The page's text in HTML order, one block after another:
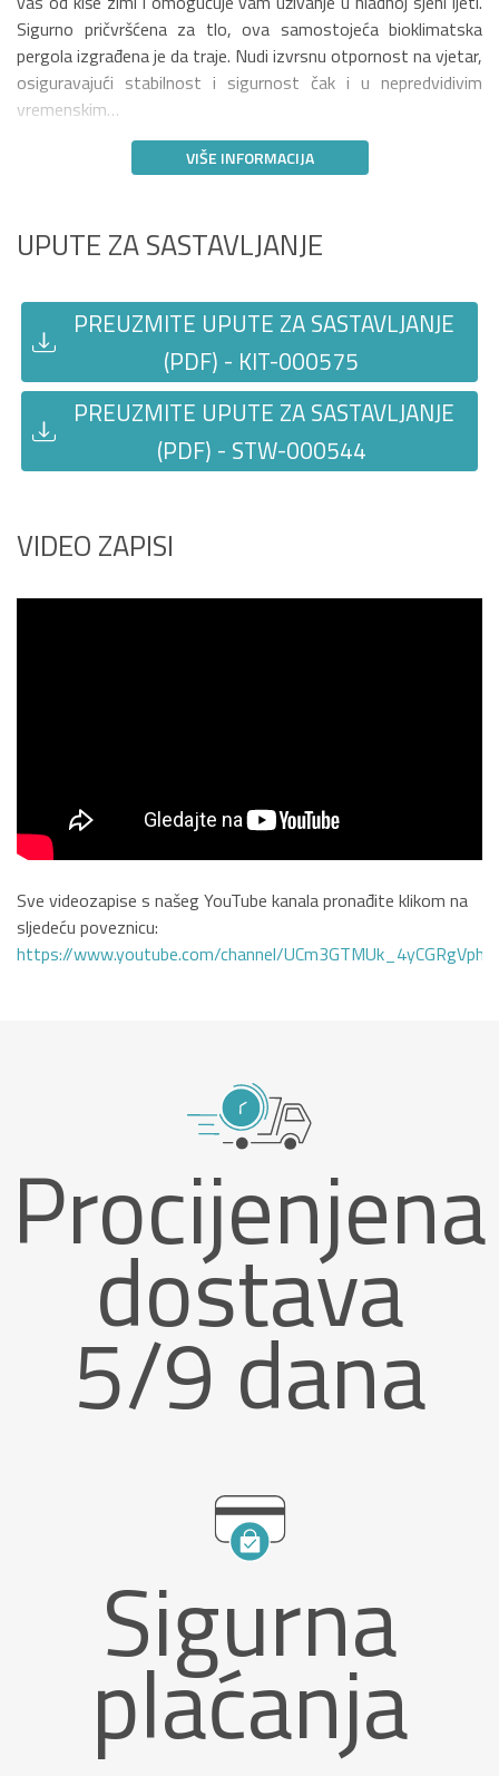
Sigurno pričvršćena za tlo, ova samostojeća bioklimatska
pergola izgrađena je da traje. Nudi izvrsnu otpornost na vjetar,
osiguravajući stabilnost i sigurnost čak i u nepredvidivim
vremenskim…
VIŠE INFORMACIJA
UPUTE ZA SASTAVLJANJE
PREUZMITE UPUTE ZA SASTAVLJANJE
(PDF) - KIT-000575
PREUZMITE UPUTE ZA SASTAVLJANJE
(PDF) - STW-000544
VIDEO ZAPISI
Sve videozapise s našeg YouTube kanala pronađite klikom na
sljedeću poveznicu:
https://www.youtube.com/channel/
Procijenjena
dostava
5/9 dana
Sigurna
plaćanja